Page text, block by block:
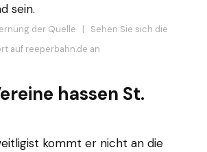
sein.
der Quelle | Sehen Sie sich die
auf reeperbahn.de an
hassen St.
kommt er nicht an die